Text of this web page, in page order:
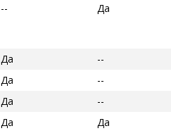
-- Да
Да
--
Да
--
Да
--
Да Да